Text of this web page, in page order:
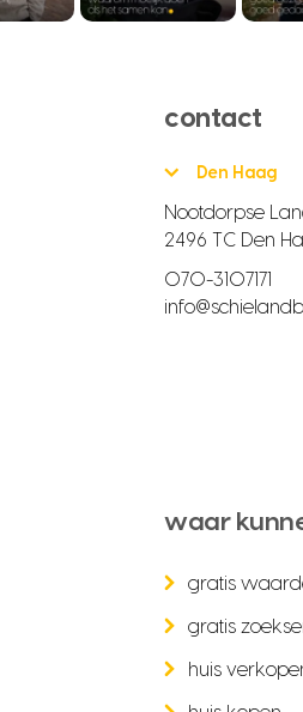
contact
Den Haag
Nootdorpse
2496 TC Den
070-3107171
waar
gratis
gratis
huis